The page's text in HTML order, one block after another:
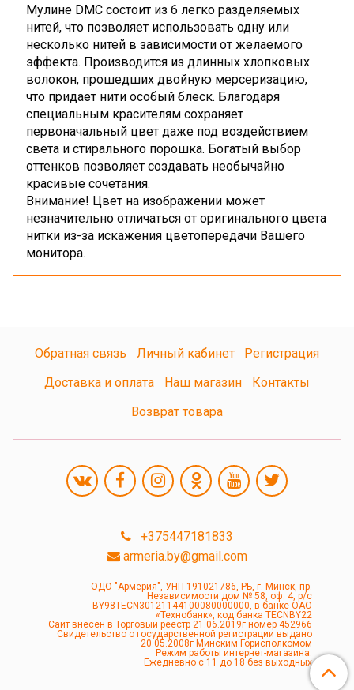
Мулине DMC состоит из 6 легко разделяемых
нитей, что позволяет использовать одну или
несколько нитей в зависимости от желаемого
эффекта. Производится из длинных хлопковых
волокон, прошедших двойную мерсеризацию,
что придает нити особый блеск. Благодаря
специальным красителям сохраняет
первоначальный цвет даже под воздействием
света и стирального порошка. Богатый выбор
оттенков позволяет создавать необычайно
красивые сочетания.
Внимание! Цвет на изображении может
незначительно отличаться от оригинального цвета
нитки из-за искажения цветопередачи Вашего
монитора.
Обратная связь Личный кабинет
Регистрация
Доставка и оплата
Наш магазин
Контакты
Возврат товара
+375447181833
armeria.by@gmail.com
ОДО "Армерия", УНП 191021786, РБ, г. Минск, пр.
Независимости дом № 58, оф. 4, р/с
BY98TECN30121144100080000000, в банке ОАО
«Технобанк», код банка TECNBY22
Сайт внесен в Торговый реестр 21.06.2019г номер 452966
Свидетельство о государственной регистрации выдано
20.05.2008г Минским Горисполкомом
Режим работы интернет-магазина:
Ежедневно с 11 до 18 без выходных